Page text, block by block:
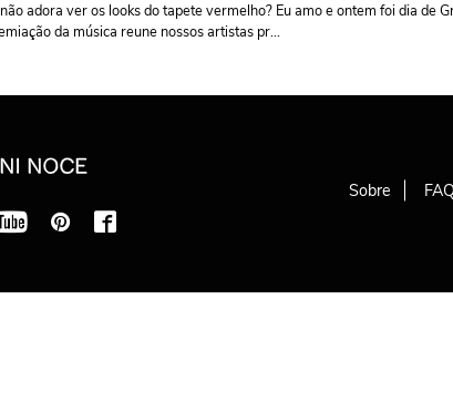
adora ver os looks do tapete vermelho? Eu amo e ontem foi dia de
da música reune nossos artistas pr...
Sobre FAQ